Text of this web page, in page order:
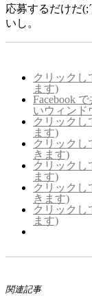
応募するだけだ
いし。
クリックし
ます)
Facebook
いウィンド
クリックし
ます)
クリックし
きます)
クリックし
ます)
クリックし
きます)
クリックし
ます)
関連記事